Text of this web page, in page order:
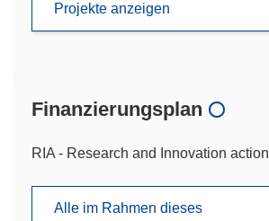
Projekte anzeigen
Finanzierungsplan
RIA - Research and Innovation action
Alle im Rahmen dieses